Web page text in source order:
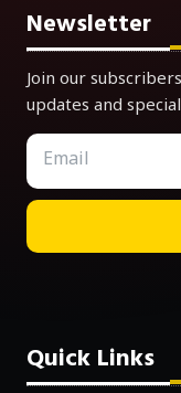
Newsletter
Join our
updates and
Quick Links